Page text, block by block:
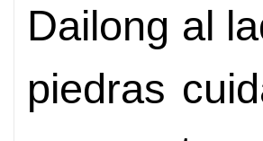
Dailong al
piedras